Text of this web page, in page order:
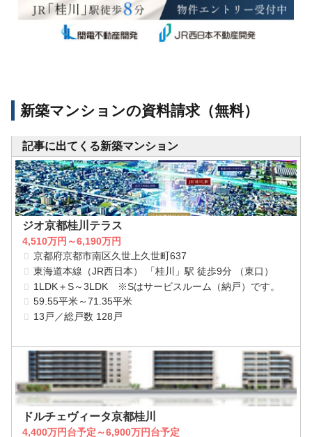
新築マンションの資料請求（無料）
記事に出てくる新築マンション
ジオ京都桂川テラス
4,510万円～6,190万円
京都府京都市南区久世上久世町637
東海道本線（JR西日本） 「桂川」駅 徒歩9分 （東口）
1LDK＋S～3LDK ※Sはサービスルーム（納戸）です。
59.55平米～71.35平米
13戸／総戸数 128戸
ドルチェヴィータ京都桂川
4,400万円台予定～6,900万円台予定